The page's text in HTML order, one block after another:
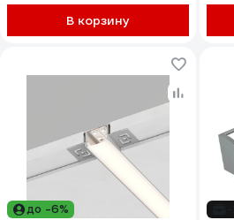
В корзину
до -6%